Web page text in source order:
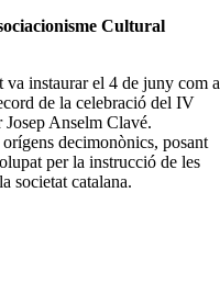
Cultural
instaurar el 4 de juny com a
de la celebració del IV
Anselm Clavé.
decimonònics, posant
per la instrucció de les
societat catalana.